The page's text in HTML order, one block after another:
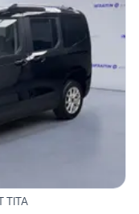
TITA